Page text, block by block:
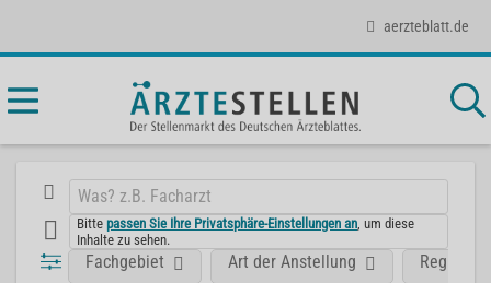
aerzteblatt.de
Bittepassen Sie Ihre Privatsphäre-Einstellungen an , um diese
Inhalte zu sehen.
Fachgebiet Art der Anstellung Region